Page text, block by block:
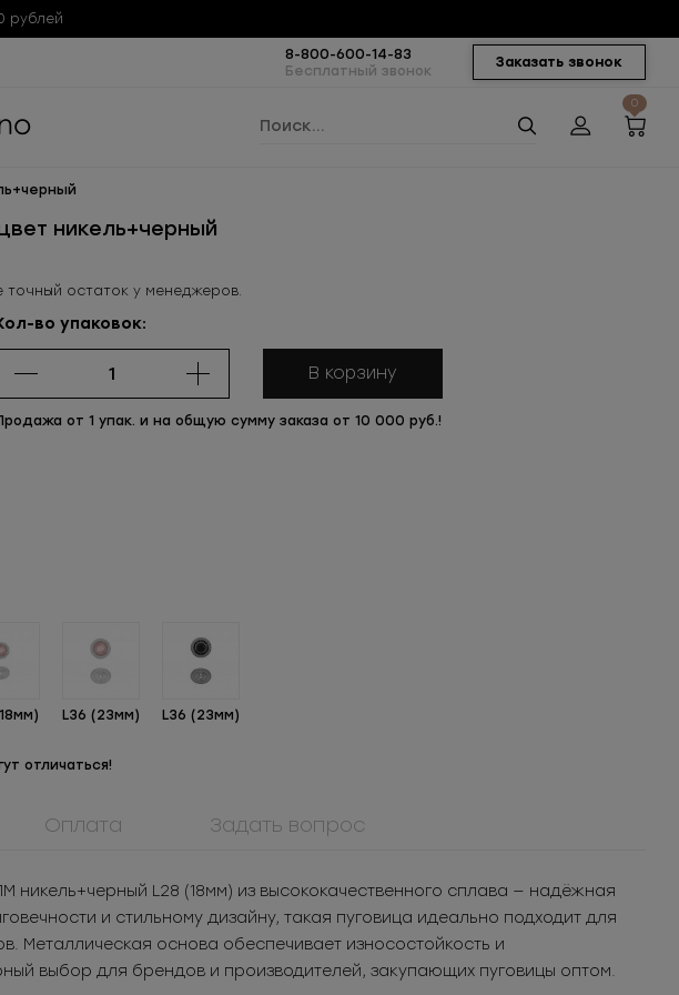
рублей
Заказать звонок
8-800-600-14-83
Бесплатный звонок
0
Пуговица
пластиковая
21.32
за шт.
3 070.08
за уп.
неразъемная 3Т
105.58
за шт.
5 279
за уп.
никель+черный
точный остаток у менеджеров.
во упаковок:
В корзину
от 1 упак. и на общую сумму заказа от 10 000 руб.!
L36 (23мм) L36 (23мм)
отличаться!
Оплата Задать вопрос
никель+черный L28 (18мм) из высококачественного сплава — надёжная
и стильному дизайну, такая пуговица идеально подходит для
Металлическая основа обеспечивает износостойкость и
выбор для брендов и производителей, закупающих пуговицы оптом.